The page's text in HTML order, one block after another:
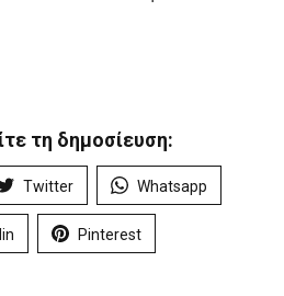
τη δημοσίευση:
Twitter Whatsapp
Pinterest